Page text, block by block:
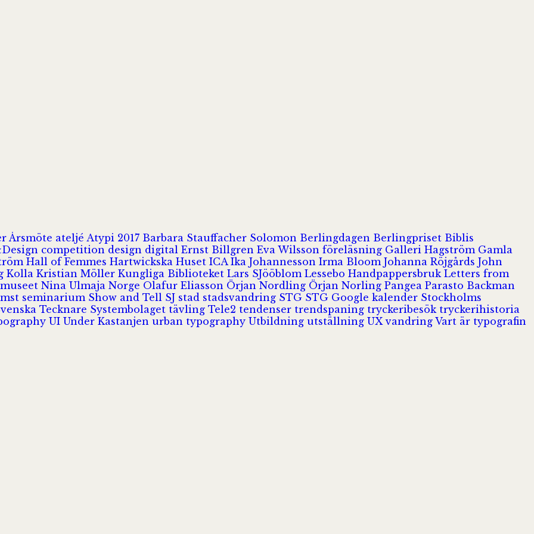
Årsmöte ateljé Atypi 2017 Barbara Stauffacher Solomon Berlingdagen Berlingpriset Biblis
competition design digital Ernst Billgren Eva Wilsson föreläsning Galleri Hagström Gamla
Hall of Femmes Hartwickska Huset ICA Ika Johannesson Irma Bloom Johanna Röjgårds John
Kolla Kristian Möller Kungliga Biblioteket Lars SJööblom Lessebo Handpappersbruk Letters from
Nina Ulmaja Norge Olafur Eliasson Örjan Nordling Örjan Norling Pangea Parasto Backman
seminarium Show and Tell SJ stad stadsvandring STG STG Google kalender Stockholms
Tecknare Systembolaget tävling Tele2 tendenser trendspaning tryckeribesök tryckerihistoria
UI Under Kastanjen urban typography Utbildning utställning UXvandring Vart är typografin